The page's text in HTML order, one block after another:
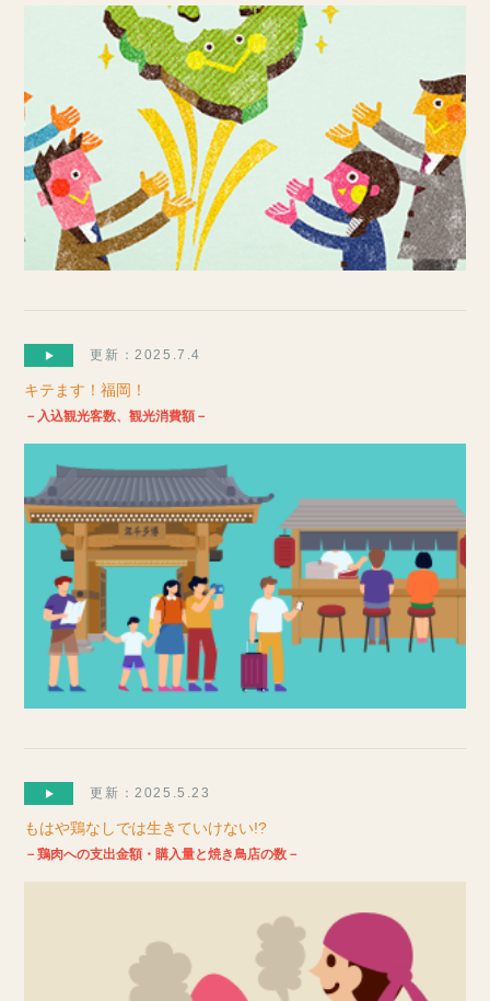
更新：2025.7.4
キテます！福岡！
－入込観光客数、観光消費額－
更新：2025.5.23
もはや鶏なしでは生きていけない!?
－鶏肉への支出金額・購入量と焼き鳥店の数－